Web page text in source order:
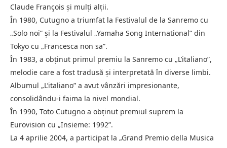
Claude François și mulți alții.
În 1980, Cutugno a triumfat la Festivalul de la Sanremo cu
„Solo noi” și la Festivalul „Yamaha Song International” din
Tokyo cu „Francesca non sa”.
În 1983, a obținut primul premiu la Sanremo cu „L’italiano”,
melodie care a fost tradusă și interpretată în diverse limbi.
Albumul „L’italiano” a avut vânzări impresionante,
consolidându-i faima la nivel mondial.
În 1990, Toto Cutugno a obținut premiul suprem la
Eurovision cu „Insieme: 1992”.
La 4 aprilie 2004, a participat la „Grand Premio della Musica